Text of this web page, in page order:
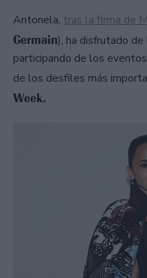
Antonela, tras la firma de
Germain), ha disfrutado de
participando de los
de los desfiles más
Week.